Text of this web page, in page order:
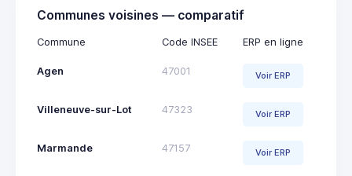
Communes voisines — comparatif
Commune Code INSEE ERP en ligne
Agen 47001 Voir ERP
Villeneuve-sur-Lot 47323 Voir ERP
Marmande 47157 Voir ERP